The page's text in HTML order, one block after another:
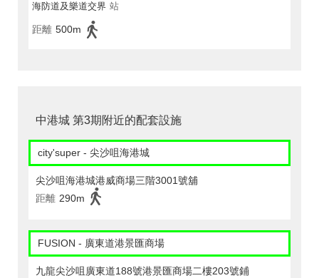
海防道及樂道交界 站
距離 500m
中港城 第3期附近的配套設施
city'super - 尖沙咀海港城
尖沙咀海港城港威商場三階3001號舖
距離 290m
FUSION - 廣東道港景匯商場
九龍尖沙咀廣東道188號港景匯商場二樓203號鋪